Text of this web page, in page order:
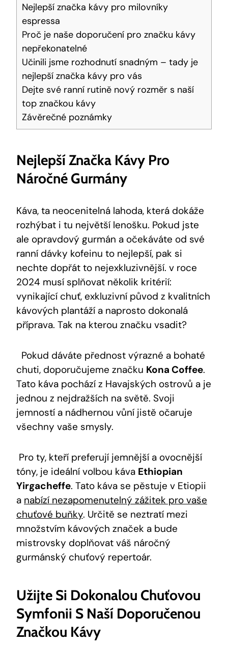
Nejlepší značka kávy pro milovníky
espressa
Proč je ⁢naše doporučení pro značku kávy
nepřekonatelné
Učinili jsme rozhodnutí snadným – tady je
nejlepší značka kávy pro vás
Dejte ⁣své ranní rutině nový rozměr s ‌naší
top značkou kávy
Závěrečné poznámky
Nejlepší Značka ​kávy Pro
Náročné Gurmány
Káva, ta neocenitelná lahoda, která dokáže
rozhýbat i tu největší lenošku. Pokud jste
ale opravdový gurmán ⁣a očekáváte od své
ranní dávky⁣ kofeinu⁤ to nejlepší, pak si‍
nechte ​dopřát to nejexkluzivnější. v roce
2024 musí ‍splňovat několik kritérií:
vynikající chuť, ⁢exkluzivní původ z kvalitních
kávových plantáží a naprosto dokonalá
příprava. Tak na kterou značku vsadit?
⁢ ⁤ Pokud‌ dáváte ⁤přednost výrazné⁤ a bohaté
chuti, doporučujeme značku Kona Coffee.
Tato káva pochází z Havajských ostrovů​ a je​
jednou⁣ z nejdražších na světě.​ Svoji
jemností a nádhernou vůní jistě ⁣očaruje
všechny​ vaše smysly.
‍ Pro ‍ty, kteří‍ preferují jemnější a ovocnější
tóny, je ideální volbou káva Ethiopian
Yirgacheffe. Tato ⁣káva se​ pěstuje‌ v Etiopii
a nabízí nezapomenutelný zážitek pro vaše
chuťové buňky. Určitě se neztratí mezi
množstvím kávových značek⁢ a bude
mistrovsky doplňovat váš náročný
gurmánský chuťový ⁤repertoár.
Užijte Si Dokonalou Chuťovou
Symfonii S⁢ Naší Doporučenou
‌značkou Kávy